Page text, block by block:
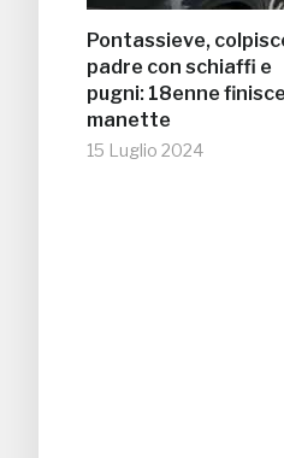
Pontassieve,
padre con schiaffi e
pugni: 18enne
manette
15 Luglio 2024